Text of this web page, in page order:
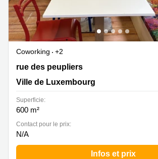
Coworking
+2
20 rue des peupliers, Ville de Luxembourg
rue des peupliers
Ville de Luxembourg
Superficie:
600 m²
Contact pour le prix:
N/A
Infos et prix